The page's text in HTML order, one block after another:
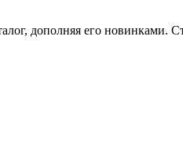
дополняя его новинками.